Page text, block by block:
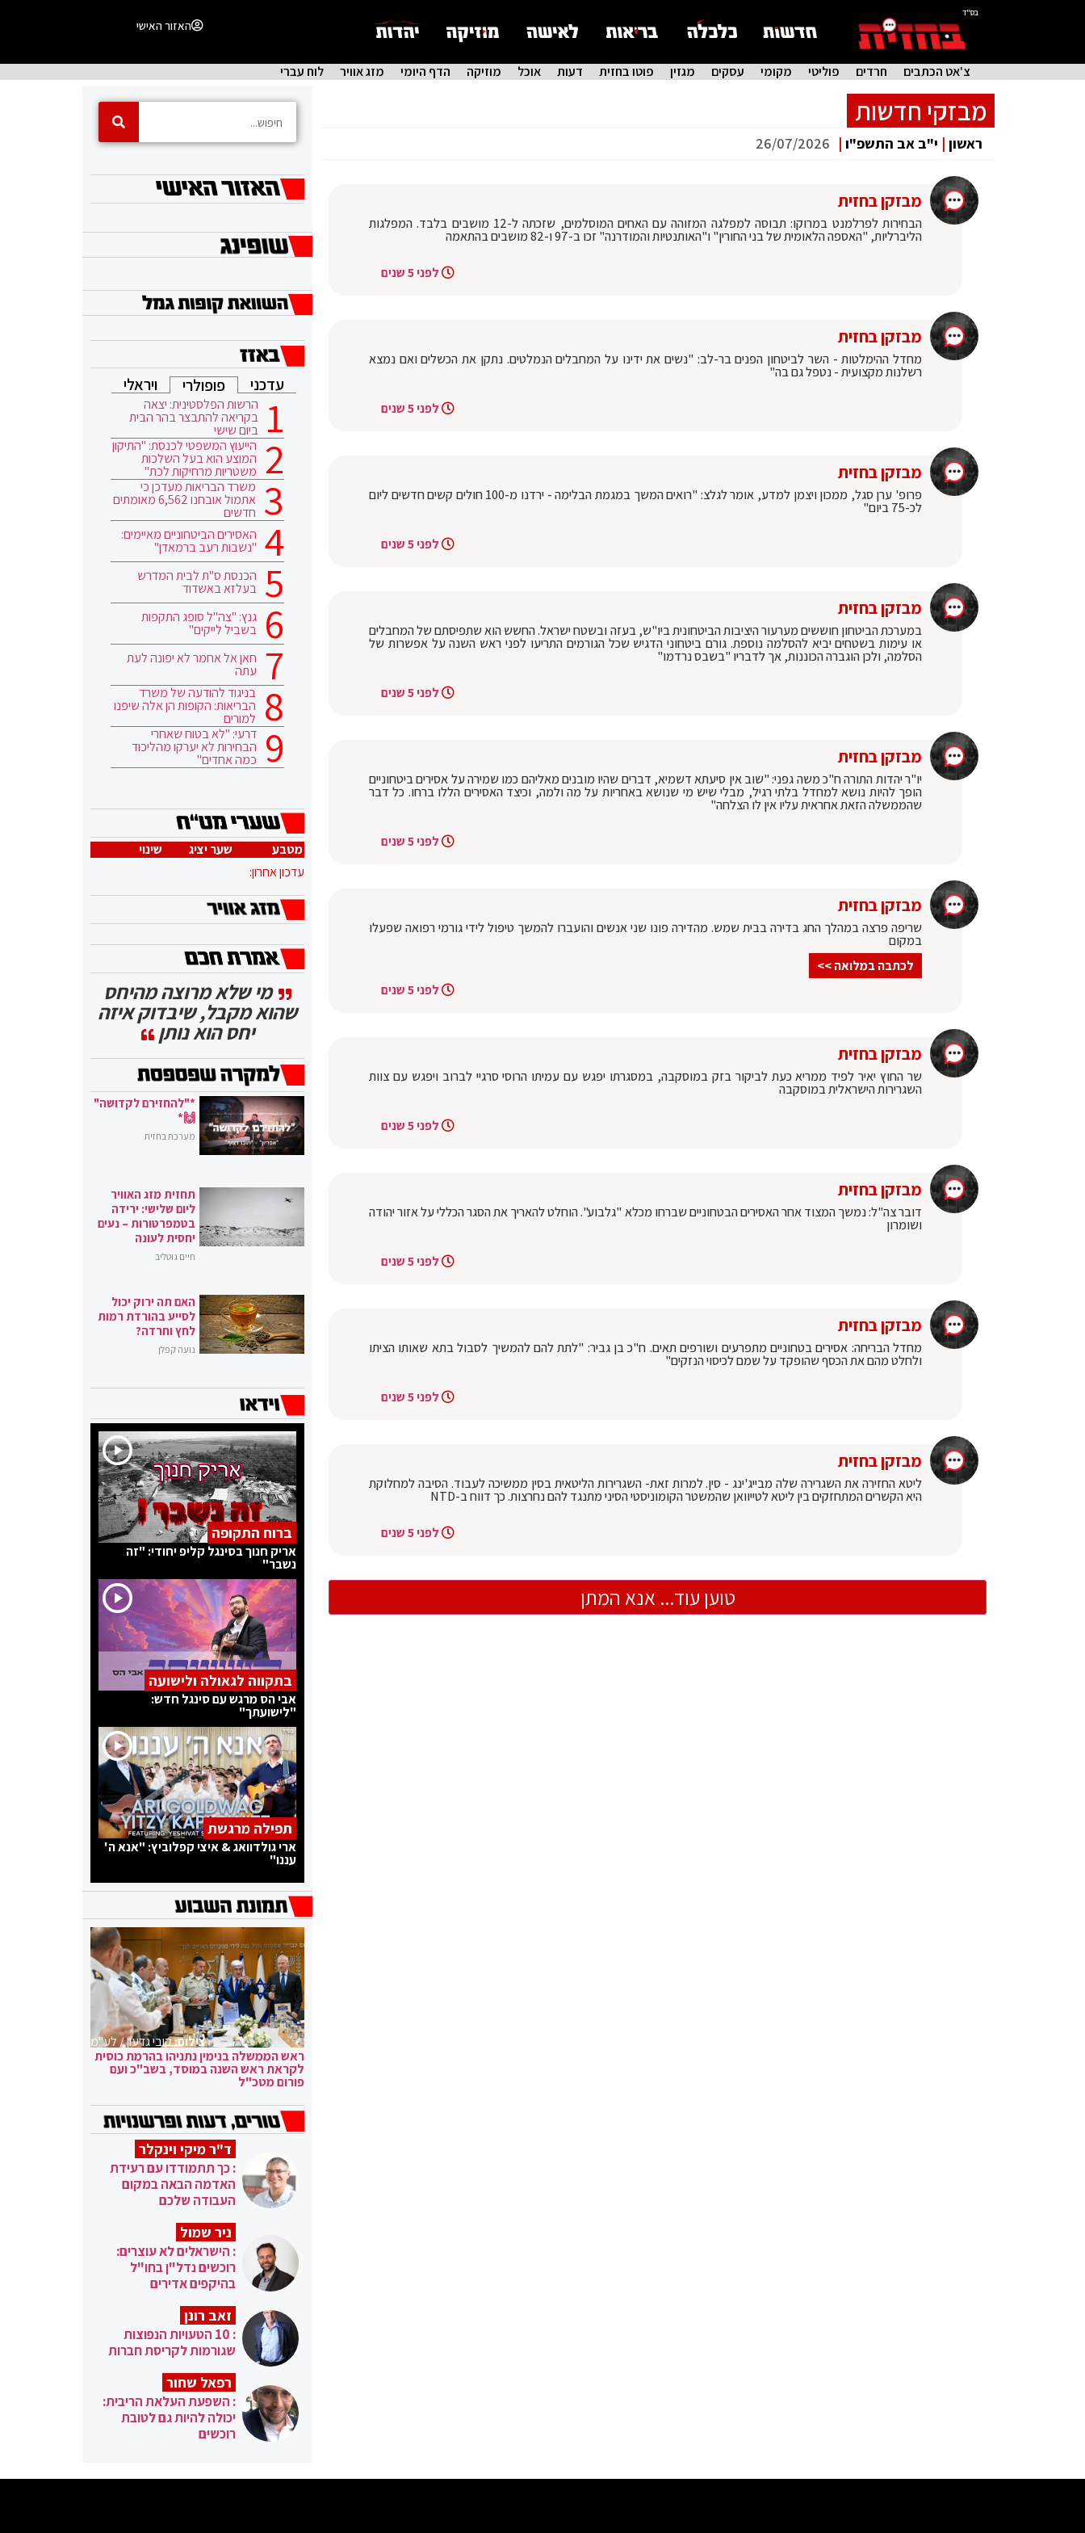
בס"ד
האזור האישי
צ'אט הכתבים חרדים פוליטי מקומי עסקים מגזין פוטו בחזית דעות אוכל מוזיקה הדף היומי מזג אוויר לוח עברי
מבזקי חדשות
ראשון | י"ב אב התשפ"ו |
26/07/2026
מבזקן בחזית
‏הבחירות לפרלמנט במרוקו: תבוסה למפלגה המזוהה עם האחים המוסלמים, שזכתה ל-12 מושבים בלבד. המפלגות
הליברליות, "האספה הלאומית של בני החורין" ו"האותנטיות והמודרנה" זכו ב-97 ו-82 מושבים בהתאמה
לפני 5 שנים
מבזקן בחזית
‏מחדל ההימלטות - השר לביטחון הפנים בר-לב: "נשים את ידינו על המחבלים הנמלטים. נתקן את הכשלים ואם נמצא
רשלנות מקצועית - נטפל גם בה"
לפני 5 שנים
מבזקן בחזית
‏פרופ' ‎ערן סגל, ממכון ויצמן למדע, אומר לגלצ: "רואים המשך במגמת הבלימה - ירדנו מ-100 חולים קשים חדשים ליום
לכ-75 ביום"
לפני 5 שנים
מבזקן בחזית
‏במערכת הביטחון חוששים מערעור היציבות הביטחונית ביו"ש, בעזה ובשטח ישראל. החשש הוא שתפיסתם של המחבלים
או עימות בשטחים יביא להסלמה נוספת. גורם ביטחוני הדגיש שכל הגורמים התריעו לפני ראש השנה על אפשרות של
הסלמה, ולכן הוגברה הכוננות, אך לדבריו "בשבס נרדמו"
לפני 5 שנים
מבזקן בחזית
יו"ר יהדות התורה ח"כ משה גפני: "שוב אין סיעתא דשמיא, דברים שהיו מובנים מאליהם כמו שמירה על אסירים ביטחוניים
הופך להיות נושא למחדל בלתי רגיל, מבלי שיש מי שנושא באחריות על מה ולמה, וכיצד האסירים הללו ברחו. כל דבר
שהממשלה הזאת אחראית עליו אין לו הצלחה"
לפני 5 שנים
מבזקן בחזית
שריפה פרצה במהלך החג בדירה בבית שמש. מהדירה פונו שני אנשים והועברו להמשך טיפול לידי גורמי רפואה שפעלו
במקום
לכתבה במלואה >>
לפני 5 שנים
מבזקן בחזית
‏שר החוץ יאיר לפיד ממריא כעת לביקור בזק במוסקבה, במסגרתו יפגש עם עמיתו הרוסי סרגיי לברוב ויפגש עם צוות
השגרירות הישראלית במוסקבה
לפני 5 שנים
מבזקן בחזית
דובר צה"ל: נמשך המצוד אחר האסירים הבטחוניים שברחו מכלא "גלבוע". הוחלט להאריך את הסגר הכללי על אזור יהודה
ושומרון
לפני 5 שנים
מבזקן בחזית
מחדל הבריחה: אסירים בטחוניים מתפרעים ושורפים תאים. ח"כ בן גביר: "לתת להם להמשיך לסבול בתא שאותו הציתו
ולחלט מהם את הכסף שהופקד על שמם לכיסוי הנזקים"
לפני 5 שנים
מבזקן בחזית
ליטא החזירה את השגרירה שלה מבייג'ינג - סין. למרות זאת- השגרירות הליטאית בסין ממשיכה לעבוד. הסיבה למחלוקת
היא הקשרים המתחזקים בין ליטא לטייוואן שהמשטר הקומוניסטי הסיני מתנגד להם נחרצות. כך דווח ב-NTD
לפני 5 שנים
טוען עוד... אנא המתן
עדכני פופולרי ויראלי
הרשות הפלסטינית: יצאה
בקריאה להתבצר בהר הבית
ביום שישי
הייעוץ המשפטי לכנסת: "התיקון
המוצע הוא בעל השלכות
משטריות מרחיקות לכת"
משרד הבריאות מעדכן כי
אתמול אובחנו 6,562 מאומתים
חדשים
האסירים הביטחוניים מאיימים:
"נשבות רעב ברמאדן"
הכנסת ס"ת לבית המדרש
בעלזא באשדוד
גנץ: "צה"ל סופג התקפות
בשביל לייקים"
חאן אל אחמר לא יפונה לעת
עתה
בניגוד להודעה של משרד
הבריאות: הקופות הן אלה שיפנו
למורים
דרעי: "לא בטוח שאחרי
הבחירות לא יערקו מהליכוד
כמה אחדים"
מטבע שער יציג
שינוי
עדכון אחרון:
מי שלא מרוצה מהיחס
שהוא מקבל, שיבדוק איזה
יחס הוא נותן
*"להחזירם לקדושה"
🙌*
מערכת בחזית
תחזית מזג האוויר
ליום שלישי: ירידה
בטמפרטורות – נעים
יחסית לעונה
חיים גוטליב
האם תה ירוק יכול
לסייע בהורדת רמות
לחץ וחרדה?
נועה קפלן
ברוח התקופה
אריק חנוך בסינגל קליפ יחודי: "זה
נשבר"
בתקווה לגאולה ולישועה
אבי הס מרגש עם סינגל חדש:
"לישועתך"
תפילה מרגשת
ארי גולדוואג & איצי קפלוביץ: "אנא ה'
עננו"
צילום:קובי גדעון / לע"מ
ראש הממשלה בנימין נתניהו בהרמת כוסית
לקראת ראש השנה במוסד, בשב"כ ועם
פורום מטכ"ל
ד"ר מיקי וינקלר
: כך תתמודדו עם רעידת
האדמה הבאה במקום
העבודה שלכם
ניר שמול
: הישראלים לא עוצרים:
רוכשים נדל"ן בחו"ל
בהיקפים אדירים
זאב רונן
: 10 הטעויות הנפוצות
שגורמות לקריסת חברות
רפאל שחור
: השפעת העלאת הריבית:
יכולה להיות גם לטובת
רוכשים